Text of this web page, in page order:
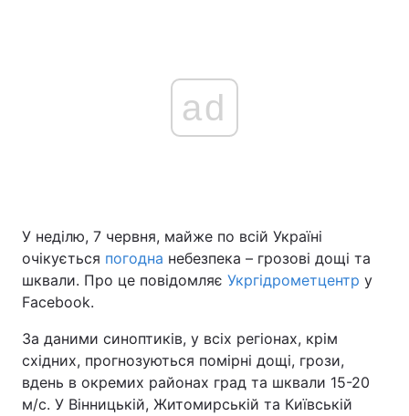
Головна Війна
Україна
Економіка Світ
Спорт Наука
ad
У неділю, 7 червня, майже по всій Україні
очікується погодна небезпека – грозові дощі та
шквали. Про це повідомляє Укргідрометцентр у
Facebook.
За даними синоптиків, у всіх регіонах, крім
східних, прогнозуються помірні дощі, грози,
вдень в окремих районах град та шквали 15-20
м/с. У Вінницькій, Житомирській та Київській